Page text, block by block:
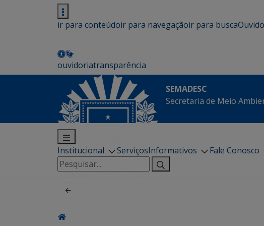
ir para conteúdoir para navegaçãoir para busca
ouvidoriatransparência
SEMADESC
Secretaria de Meio
Institucional ServiçosInformativos
Fale Conosco
Pesquisar
por: